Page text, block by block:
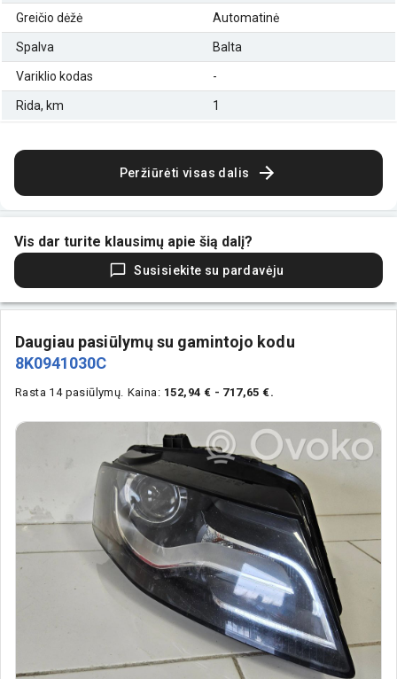
Greičio dėžė Automatinė
Spalva Balta
Variklio kodas -
Rida, km 1
Peržiūrėti visas dalis
Vis dar turite klausimų apie šią dalį?
Susisiekite su pardavėju
Daugiau pasiūlymų su gamintojo kodu
8K0941030C
Rasta 14 pasiūlymų. Kaina: 152,94 € - 717,65 €.